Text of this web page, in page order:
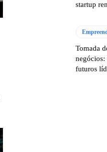
startup
Tomada
negócios:
futuros